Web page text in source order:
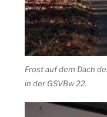
Frost auf dem Dach
in der GSVBw 22.